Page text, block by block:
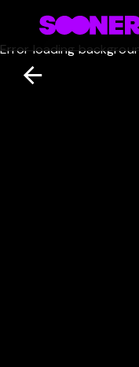
Error loading